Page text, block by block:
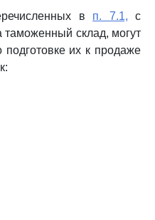
в п. 7.1, с
склад, могут
подготовке их к продаже